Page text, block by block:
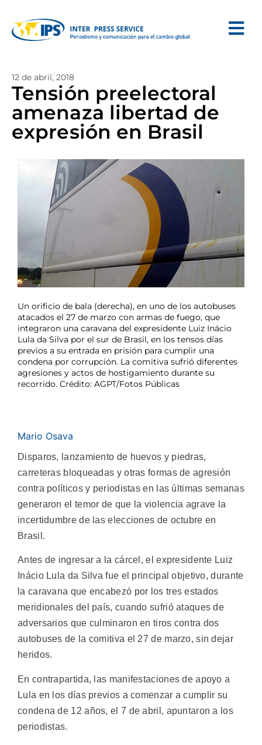
12 de abril, 2018
Tensión preelectoral
amenaza libertad de
expresión en Brasil
Un orificio de bala (derecha), en uno de los autobuses
atacados el 27 de marzo con armas de fuego, que
integraron una caravana del expresidente Luiz Inácio
Lula da Silva por el sur de Brasil, en los tensos días
previos a su entrada en prisión para cumplir una
condena por corrupción. La comitiva sufrió diferentes
agresiones y actos de hostigamiento durante su
recorrido. Crédito: AGPT/Fotos Públicas
Mario Osava
Disparos, lanzamiento de huevos y piedras,
carreteras bloqueadas y otras formas de agresión
contra políticos y periodistas en las últimas semanas
generaron el temor de que la violencia agrave la
incertidumbre de las elecciones de octubre en
Brasil.
Antes de ingresar a la cárcel, el expresidente Luiz
Inácio Lula da Silva fue el principal objetivo, durante
la caravana que encabezó por los tres estados
meridionales del país, cuando sufrió ataques de
adversarios que culminaron en tiros contra dos
autobuses de la comitiva el 27 de marzo, sin dejar
heridos.
En contrapartida, las manifestaciones de apoyo a
Lula en los días previos a comenzar a cumplir su
condena de 12 años, el 7 de abril, apuntaron a los
periodistas.